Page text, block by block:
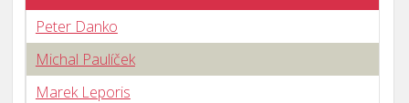
Peter Danko
Michal Paulíček
Marek Leporis